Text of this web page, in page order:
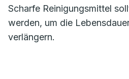
Scharfe Reinigungsmittel
werden, um die
verlängern.